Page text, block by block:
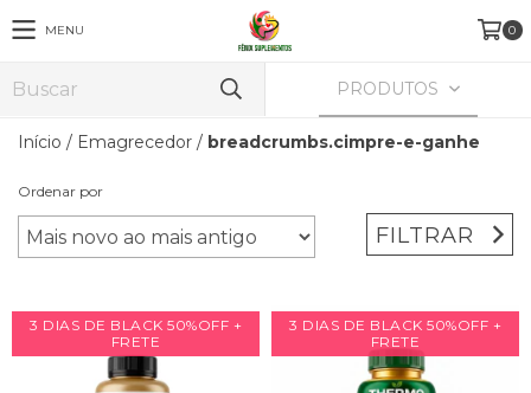
MENU 0
PRODUTOS
Início / Emagrecedor / breadcrumbs.cimpre-e-ganhe
Ordenar por
FILTRAR
3 DIAS DE BLACK 50%OFF +
FRETE
3 DIAS DE BLACK 50%OFF +
FRETE